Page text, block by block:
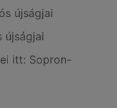
újságjai
újságjai
itt: Sopron-